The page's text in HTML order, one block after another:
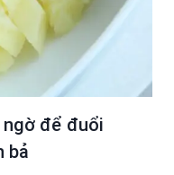
ngờ để đuổi
bả